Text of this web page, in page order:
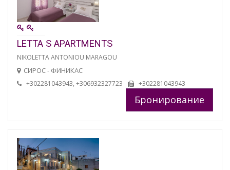
LETTA S APARTMENTS
NIKOLETTA ANTONIOU MARAGOU
СИРОС - ФИНИКАС
+302281043943, +306932327723 +302281043943
Бронирование